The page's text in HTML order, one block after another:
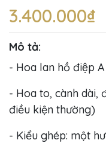
3.400.000₫
Mô tả:
- Hoa lan hồ điệp
- Hoa to, cành dài,
điều kiện thường)
- Kiểu ghép: một